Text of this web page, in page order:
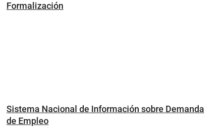
Formalización
Sistema Nacional de Información sobre Demanda
de Empleo